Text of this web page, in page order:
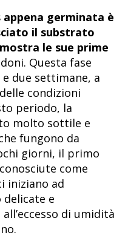
germinata è
il substrato
le sue prime
Questa fase
due settimane, a
condizioni
periodo, la
molto sottile e
fungono da
giorni, il primo
come
iniziano ad
e
di umidità